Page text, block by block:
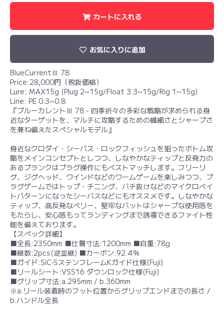
カートに入れる
お気に入りに追加
BlueCurrentⅢ 78
Price:28,000円（税抜価格）
Lure: MAX15g (Plug 2~15g/Float 3.3~15g/Rig 1~15g)
Line: PE 0.3~0.8
『ブルーカレントⅢ 78 - 四季折々の多彩な戦略が求められる身
近なターゲットを、マルチに攻略するための繊細さとシャープさ
を兼ね備えたスペシャルモデル』
身近なクロダイ・シーバス・ロックフィッシュを狙ったボトム攻
略をメインコンセプトとしつつ、しなやかなティップと反発力の
あるブランクはプラグ操作にもベストマッチします。フリーリ
グ、ジグヘッド、ワインドなどのワームゲームを楽しみつつ、プ
ラグゲームではトップ・チニング、バチ抜けなどのマイクロベイ
トパターンになったシーバスなどにもオススメです。しなやかな
ティップ、高反発なベリー、堅牢なバットはシャープな使用感を
もたらし、安心感もってランディングまで誘導できるファイト性
能を備えております。
【スペック詳細】
■全長:2350mm ■仕舞寸法:1200mm ■自重:78g
■継数:2pcs(逆並継) ■カーボン:92.4%
■ガイド:SiC-SステンフレームKガイド仕様(Fuji)
■リールシート:VSS16 ダウンロック仕様(Fuji)
■グリップ寸法:a.295mm / b.360mm
※a.リール装着時のフット位置からグリップエンドまでの長さ /
b.ハンドル全長